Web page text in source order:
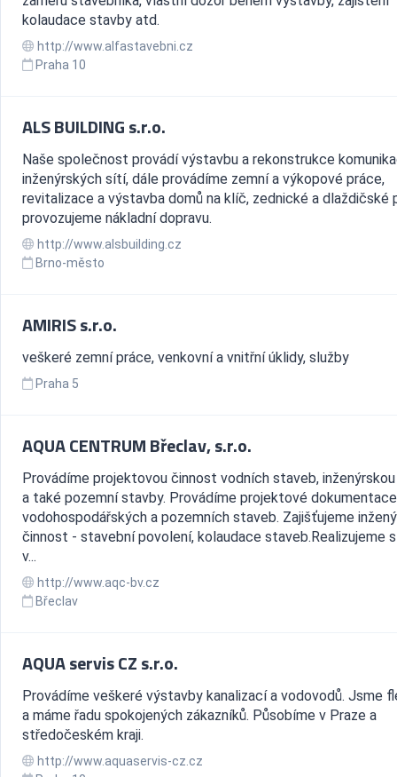
kolaudace stavby atd.
http://www.alfastavebni.cz
Praha 10
ALS BUILDING s.r.o.
Naše společnost provádí výstavbu a rekonstrukce
inženýrských sítí, dále provádíme zemní a výkopové práce,
revitalizace a výstavba domů na klíč, zednické a dlaždičské
provozujeme nákladní dopravu.
http://www.alsbuilding.cz
Brno-město
AMIRIS s.r.o.
veškeré zemní práce, venkovní a vnitřní úklidy, služby
Praha 5
AQUA CENTRUM Břeclav, s.r.o.
Provádíme projektovou činnost vodních staveb,
a také pozemní stavby. Provádíme projektové dokumentace
vodohospodářských a pozemních staveb. Zajišťujeme
činnost - stavební povolení, kolaudace staveb.Realizujeme
v...
http://www.aqc-bv.cz
Břeclav
AQUA servis CZ s.r.o.
Provádíme veškeré výstavby kanalizací a vodovodů. Jsme
a máme řadu spokojených zákazníků. Působíme v Praze a
středočeském kraji.
http://www.aquaservis-cz.cz